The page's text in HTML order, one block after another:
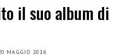
il suo album di
MAGGIO 2016